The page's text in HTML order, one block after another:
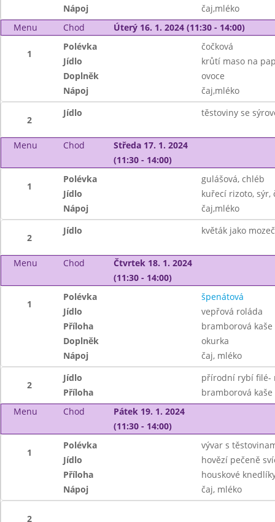
Nápoj
čaj,mléko
Menu
Chod Úterý 16. 1. 2024 (11:30 - 14:00)
1
Polévka
čočková
Jídlo
krůtí maso na
Doplněk
ovoce
Nápoj
čaj,mléko
2
Jídlo těstoviny se
Menu Chod
Středa 17. 1. 2024
(11:30 - 14:00)
1
Polévka
gulášová, chléb
Jídlo
kuřecí rizoto, sýr,
Nápoj
čaj,mléko
2
Jídlo květák jako
Menu Chod
Čtvrtek 18. 1. 2024
(11:30 - 14:00)
1
Polévka
špenátová
Jídlo
vepřová roláda
Příloha
bramborová kaše
Doplněk
okurka
Nápoj
čaj, mléko
2
Jídlo
přírodní rybí filé-
Příloha
bramborová kaše
Menu
Chod
Pátek 19. 1. 2024
(11:30 - 14:00)
1
Polévka
vývar s
Jídlo
hovězí pečeně
Příloha
houskové
Nápoj
čaj, mléko
2